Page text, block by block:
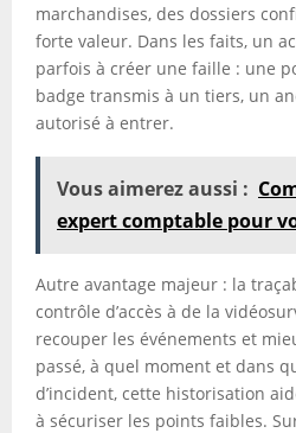
marchandises, des dossiers
forte valeur. Dans les faits, un
parfois à créer une faille : une
badge transmis à un tiers, un
autorisé à entrer.
Vous aimerez aussi :
expert comptable pour
Autre avantage majeur : la
contrôle d’accès à de la
recouper les événements et
passé, à quel moment et dans
d’incident, cette historisation
à sécuriser les points faibles.